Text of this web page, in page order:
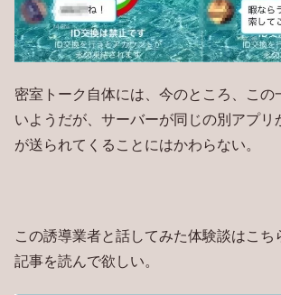
密室トーク自体には、今のところ、この
いようだが、サーバーが同じの別アプリ
が送られてくることにはかわらない。
この誘導業者と話してみた体験談はこち
記事を読んで欲しい。